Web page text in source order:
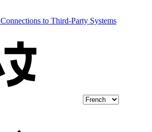
Connections to Third-Party Systems